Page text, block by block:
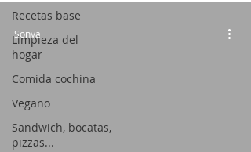
Recetas base
Limpieza del
hogar
Comida cochina
Vegano
Sandwich, bocatas,
pizzas...
Sonya